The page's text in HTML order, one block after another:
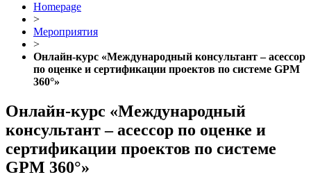
Homepage
>
Мероприятия
>
Онлайн-курс «Международный консультант – асессор
по оценке и сертификации проектов по системе GPM
360°»
Онлайн-курс «Международный
консультант – асессор по оценке и
сертификации проектов по системе
GPM 360°»